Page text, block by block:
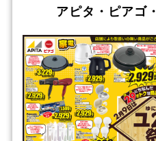
アピタ・ピアゴ